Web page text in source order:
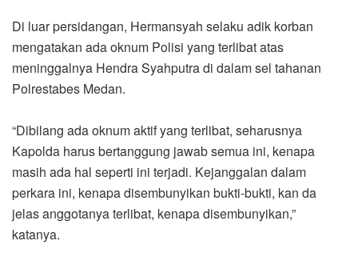
Di luar persidangan, Hermansyah selaku adik korban
mengatakan ada oknum Polisi yang terlibat atas
meninggalnya Hendra Syahputra di dalam sel tahanan
Polrestabes Medan.
“Dibilang ada oknum aktif yang terlibat, seharusnya
Kapolda harus bertanggung jawab semua ini, kenapa
masih ada hal seperti ini terjadi. Kejanggalan dalam
perkara ini, kenapa disembunyikan bukti-bukti, kan da
jelas anggotanya terlibat, kenapa disembunyikan,”
katanya.